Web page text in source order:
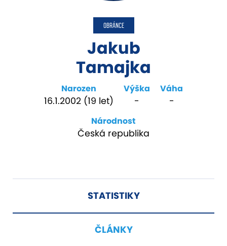
OBRÁNCE
Jakub
Tamajka
Narozen
16.1.2002 (19 let)
Výška
-
Váha
-
Národnost
Česká republika
STATISTIKY
ČLÁNKY